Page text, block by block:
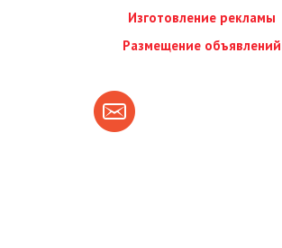
Изготовление рекламы
Размещение объявлений